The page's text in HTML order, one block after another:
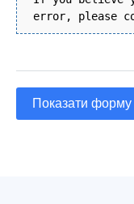
error, please
Показати форму